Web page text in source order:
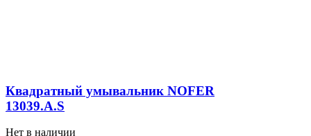
Квадратный умывальник NOFER
13039.A.S
Нет в наличии